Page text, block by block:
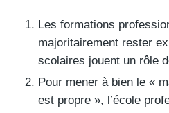
Les formations
majoritairement rester
scolaires jouent un rôle
Pour mener à bien le «
est propre », l’école